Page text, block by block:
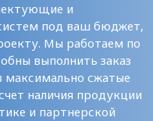
и
под ваш бюджет,
Мы работаем по
выполнить заказ
максимально сжатые
наличия продукции
и партнерской